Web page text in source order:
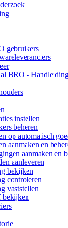
gebruikers
BRO - Handleiding
instellen
beheren
op automatisch
aanmaken en
aanmaken en
aanleveren
bekijken
controleren
vaststellen
bekijken